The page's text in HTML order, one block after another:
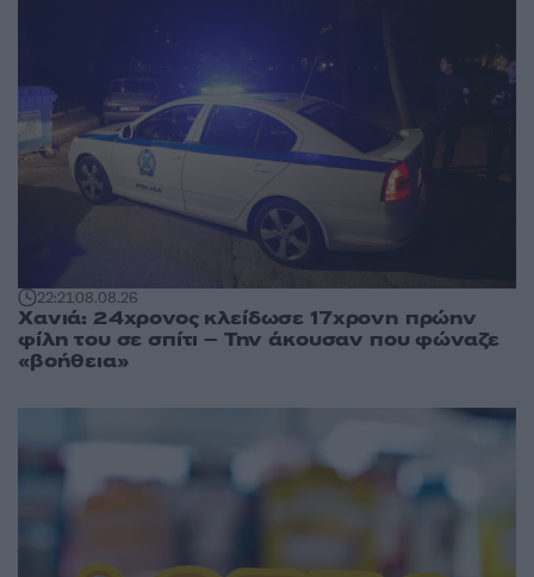
22:2108.08.26
Χανιά: 24χρονος κλείδωσε 17χρονη πρώην
φίλη του σε σπίτι – Την άκουσαν που φώναζε
«βοήθεια»